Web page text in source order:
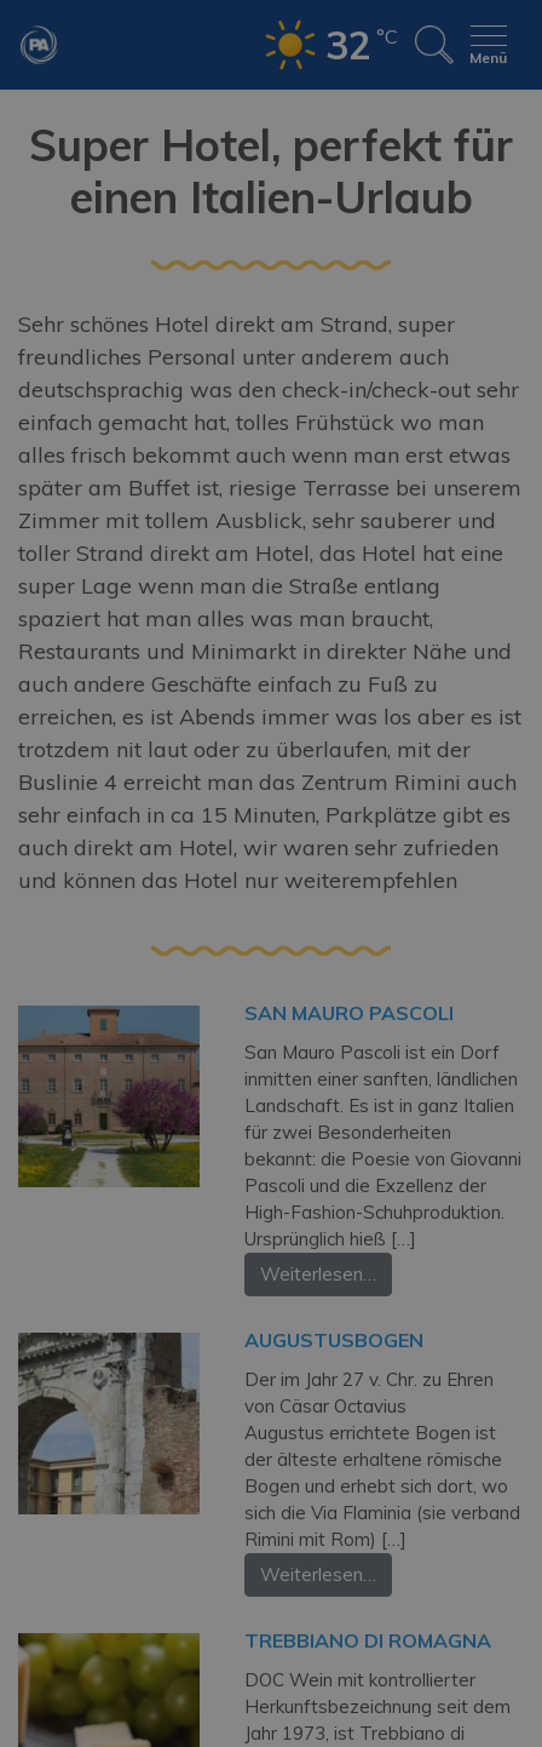
32 °C
Menü
Super Hotel, perfekt für
einen Italien-Urlaub
Sehr schönes Hotel direkt am Strand, super
freundliches Personal unter anderem auch
deutschsprachig was den check-in/check-out sehr
einfach gemacht hat, tolles Frühstück wo man
alles frisch bekommt auch wenn man erst etwas
später am Buffet ist, riesige Terrasse bei unserem
Zimmer mit tollem Ausblick, sehr sauberer und
toller Strand direkt am Hotel, das Hotel hat eine
super Lage wenn man die Straße entlang
spaziert hat man alles was man braucht,
Restaurants und Minimarkt in direkter Nähe und
auch andere Geschäfte einfach zu Fuß zu
erreichen, es ist Abends immer was los aber es ist
trotzdem nit laut oder zu überlaufen, mit der
Buslinie 4 erreicht man das Zentrum Rimini auch
sehr einfach in ca 15 Minuten, Parkplätze gibt es
auch direkt am Hotel, wir waren sehr zufrieden
und können das Hotel nur weiterempfehlen
SAN MAURO PASCOLI
San Mauro Pascoli ist ein Dorf
inmitten einer sanften, ländlichen
Landschaft. Es ist in ganz Italien
für zwei Besonderheiten
bekannt: die Poesie von Giovanni
Pascoli und die Exzellenz der
High-Fashion-Schuhproduktion.
Ursprünglich hieß […]
Weiterlesen…
AUGUSTUSBOGEN
Der im Jahr 27 v. Chr. zu Ehren
von Cäsar Octavius
Augustus errichtete Bogen ist
der älteste erhaltene römische
Bogen und erhebt sich dort, wo
sich die Via Flaminia (sie verband
Rimini mit Rom) […]
Weiterlesen…
TREBBIANO DI ROMAGNA
DOC Wein mit kontrollierter
Herkunftsbezeichnung seit dem
Jahr 1973, ist Trebbiano di